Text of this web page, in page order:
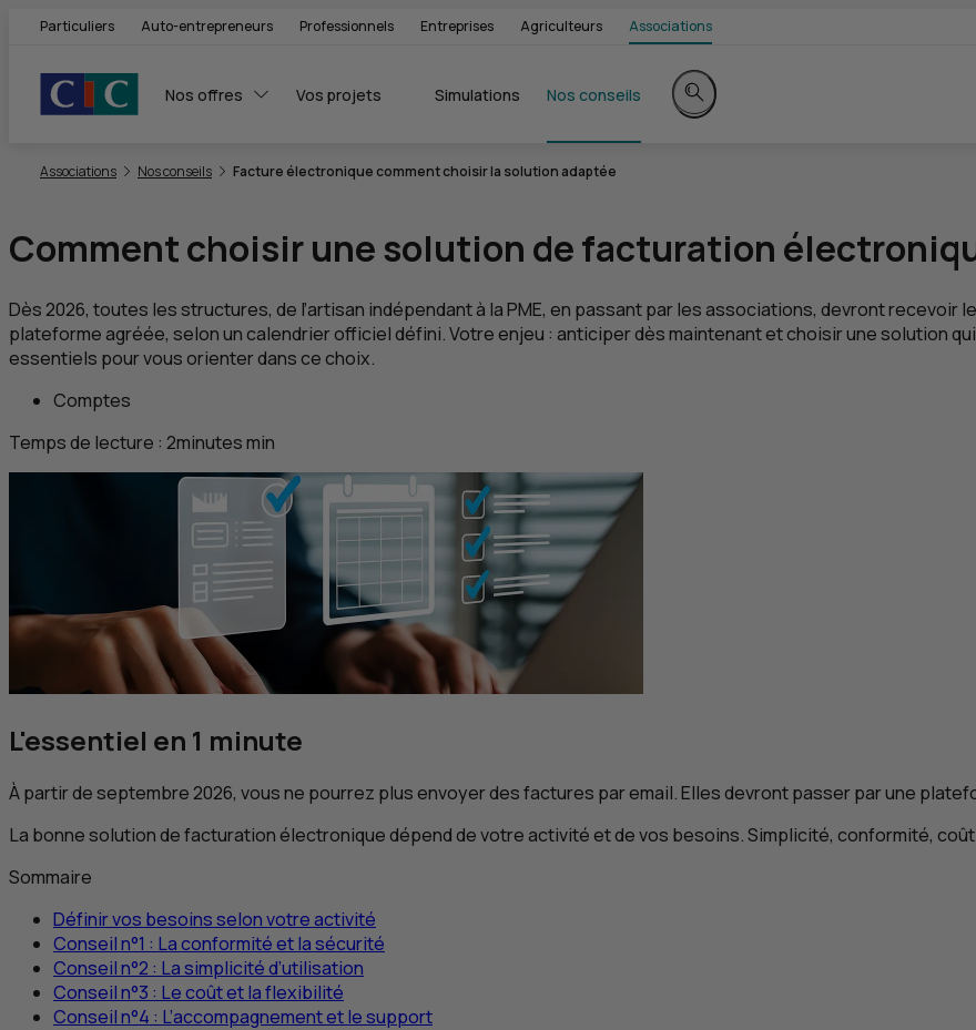
Particuliers Auto-entrepreneurs Professionnels Entreprises Agriculteurs Associations
Nos offres Vos projets Simulations Nos conseils
Rechercher sur le site
Associations Nos conseils Facture électronique comment choisir la solution adaptée
Comment choisir une solution de facturation
Dès 2026, toutes les structures, de l’artisan indépendant à laPME, en passant par les associations, devront recevoir
plateforme agréée, selon un calendrier officiel défini. Votre enjeu : anticiper dès maintenant et choisir une solution
essentiels pour vous orienter dans ce choix.
Comptes
Temps de lecture : 2minutesmin
L'essentiel en 1 minute
À partir de septembre 2026, vous ne pourrez plus envoyer des factures paremail. Elles devront passer par une
La bonne solution de facturation électronique dépend de votre activité et de vos besoins. Simplicité, conformité,
Sommaire
Définir vos besoins selon votre activité
Conseil n°1 : La conformité et la sécurité
Conseil n°2 : La simplicité d’utilisation
Conseil n°3 : Le coût et la flexibilité
Conseil n°4 : L’accompagnement et le support